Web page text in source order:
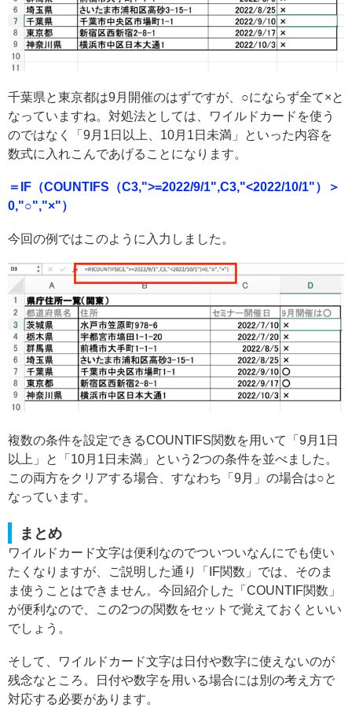
千葉県と東京都は9月開催のはずですが、○にならず全て×と
なっていますね。対処法としては、ワイルドカードを使う
のではなく「9月1日以上、10月1日未満」といった内容を
数式に入れこんであげることになります。
＝IF（COUNTIFS（C3,">=2022/9/1",C3,"<2022/10/1"）＞
0,"○","×"）
今回の例ではこのように入力しました。
複数の条件を設定できるCOUNTIFS関数を用いて「9月1日
以上」と「10月1日未満」という2つの条件を並べました。
この両方をクリアする場合、すなわち「9月」の場合は○と
なっています。
まとめ
ワイルドカード文字は便利なのでついついなんにでも使い
たくなりますが、ご説明した通り「IF関数」では、そのま
ま使うことはできません。今回紹介した「COUNTIF関数」
が便利なので、この2つの関数をセットで覚えておくといい
でしょう。
そして、ワイルドカード文字は日付や数字に使えないのが
残念なところ。日付や数字を用いる場合には別の考え方で
対応する必要があります。